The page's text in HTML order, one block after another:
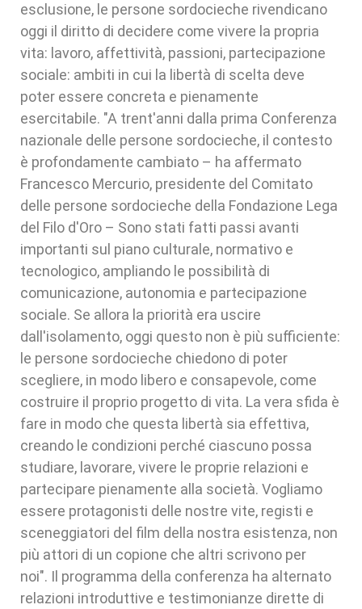
esclusione, le persone sordocieche rivendicano
oggi il diritto di decidere come vivere la propria
vita: lavoro, affettività, passioni, partecipazione
sociale: ambiti in cui la libertà di scelta deve
poter essere concreta e pienamente
esercitabile. "A trent'anni dalla prima Conferenza
nazionale delle persone sordocieche, il contesto
è profondamente cambiato – ha affermato
Francesco Mercurio, presidente del Comitato
delle persone sordocieche della Fondazione Lega
del Filo d'Oro – Sono stati fatti passi avanti
importanti sul piano culturale, normativo e
tecnologico, ampliando le possibilità di
comunicazione, autonomia e partecipazione
sociale. Se allora la priorità era uscire
dall'isolamento, oggi questo non è più sufficiente:
le persone sordocieche chiedono di poter
scegliere, in modo libero e consapevole, come
costruire il proprio progetto di vita. La vera sfida è
fare in modo che questa libertà sia effettiva,
creando le condizioni perché ciascuno possa
studiare, lavorare, vivere le proprie relazioni e
partecipare pienamente alla società. Vogliamo
essere protagonisti delle nostre vite, registi e
sceneggiatori del film della nostra esistenza, non
più attori di un copione che altri scrivono per
noi". Il programma della conferenza ha alternato
relazioni introduttive e testimonianze dirette di